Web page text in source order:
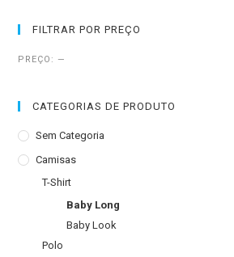
FILTRAR POR PREÇO
PREÇO: —
CATEGORIAS DE PRODUTO
Sem Categoria
Camisas
T-Shirt
Baby Long
Baby Look
Polo